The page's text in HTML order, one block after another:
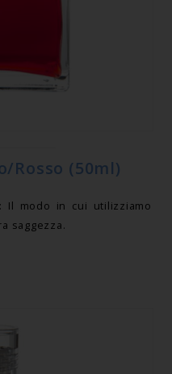
Rosso (50ml)
Il modo in cui utilizziamo
saggezza.